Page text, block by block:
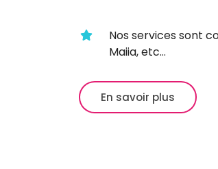
Nos services sont
Maiia, etc...
En savoir plus